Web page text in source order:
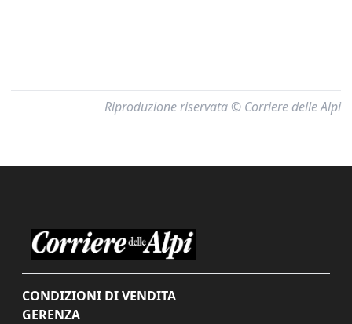
Riproduzione riservata © Corriere delle Alpi
CONDIZIONI DI VENDITA
GERENZA